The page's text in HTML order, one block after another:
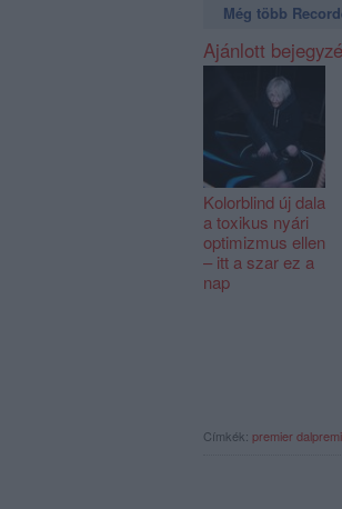
Még több
Ajánlott
Kolorblind új dala
a toxikus nyári
optimizmus ellen
– itt a szar ez a
nap
Címkék: premier